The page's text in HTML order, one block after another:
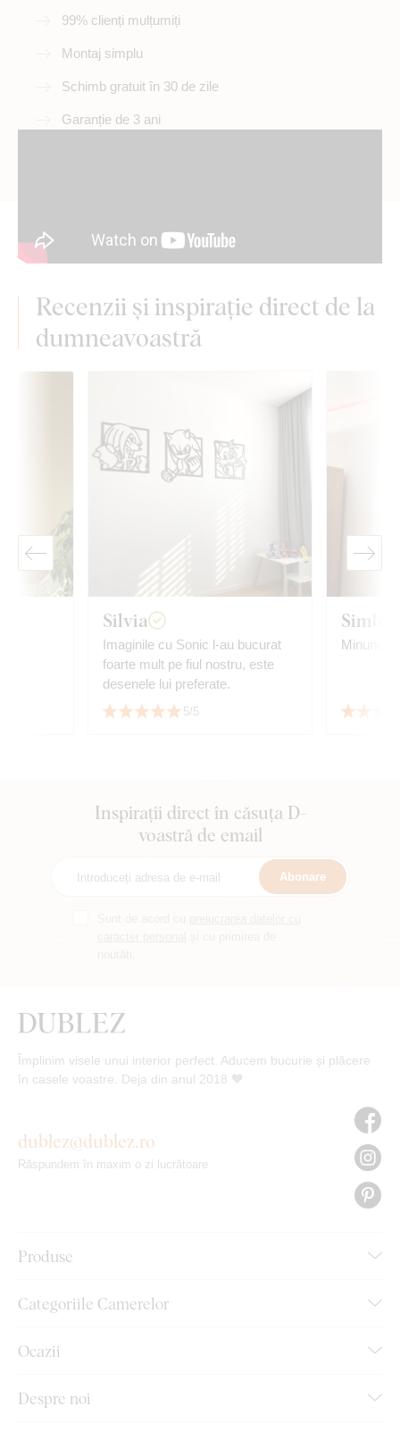
99% clienți mulțumiți
Montaj simplu
Schimb gratuit în 30 de zile
Garanție de 3 ani
Recenzii și inspirație direct de la
dumneavoastră
Silvia
Imaginile cu Sonic l-au bucurat
foarte mult pe fiul nostru, este
desenele lui preferate.
5/5
Minunat!
Inspirații direct în căsuța D-
voastră de email
Abonare
Împlinim visele unui interior perfect. Aducem bucurie și plăcere
în casele voastre. Deja din anul 2018 🧡
Produse
Categoriile Camerelor
Ocazii
Despre noi
dublez@dublez.ro
Răspundem în maxim o zi lucrătoare